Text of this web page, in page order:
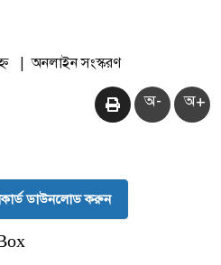
| অনলাইন সংস্করণ
অ- অ+
ডাউনলোড করুন